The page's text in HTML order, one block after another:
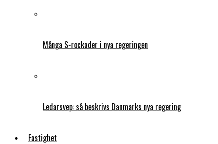
Många S-rockader i nya regeringen
Ledarsvep: så beskrivs Danmarks nya regering
Fastighet